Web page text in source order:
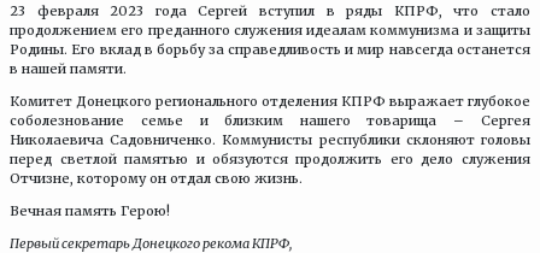
23 февраля 2023 года Сергей вступил в ряды КПРФ, что стало
продолжением его преданного служения идеалам коммунизма и защиты
Родины. Его вклад в борьбу за справедливость и мир навсегда останется
в нашей памяти.
Комитет Донецкого регионального отделения КПРФ выражает глубокое
соболезнование семье и близким нашего товарища – Сергея
Николаевича Садовниченко. Коммунисты республики склоняют головы
перед светлой памятью и обязуются продолжить его дело служения
Отчизне, которому он отдал свою жизнь.
Вечная память Герою!
Первый секретарь Донецкого рекома КПРФ,